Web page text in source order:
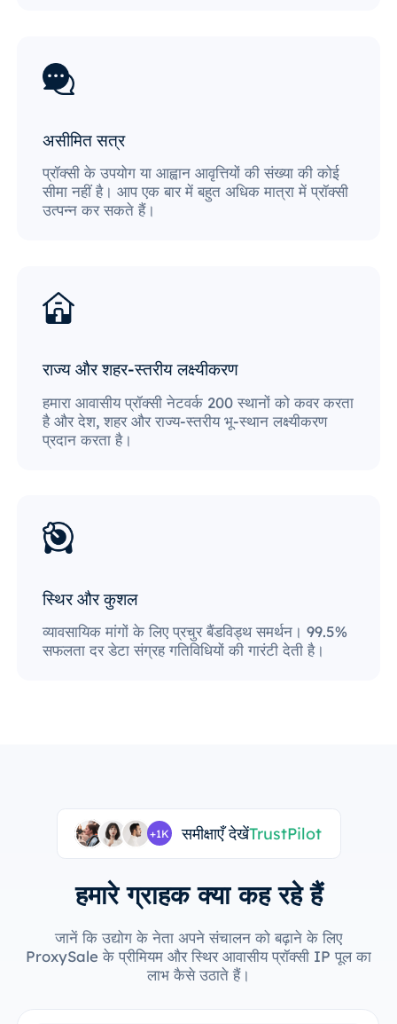
असीमित सत्र
प्रॉक्सी के उपयोग या आह्वान आवृत्तियों की संख्या की कोई
सीमा नहीं है। आप एक बार में बहुत अधिक मात्रा में प्रॉक्सी
उत्पन्न कर सकते हैं।
राज्य और शहर-स्तरीय लक्ष्यीकरण
हमारा आवासीय प्रॉक्सी नेटवर्क 200 स्थानों को कवर करता
है और देश, शहर और राज्य-स्तरीय भू-स्थान लक्ष्यीकरण
प्रदान करता है।
स्थिर और कुशल
व्यावसायिक मांगों के लिए प्रचुर बैंडविड्थ समर्थन। 99.5%
सफलता दर डेटा संग्रह गतिविधियों की गारंटी देती है।
+1K समीक्षाएँ देखेंTrustPilot
हमारे ग्राहक क्या कह रहे हैं
जानें कि उद्योग के नेता अपने संचालन को बढ़ाने के लिए
ProxySale के प्रीमियम और स्थिर आवासीय प्रॉक्सी IP पूल का
लाभ कैसे उठाते हैं।